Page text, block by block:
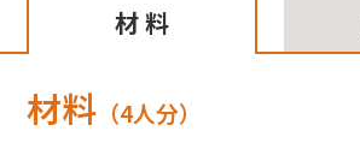
材 料
材料 （4人分）